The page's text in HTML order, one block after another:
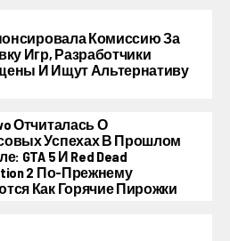
Комиссию За
Игр, Разработчики
И Ищут Альтернативу
Отчиталась О
Успехах В Прошлом
GTA 5 И Red Dead
2 По-Прежнему
Как Горячие Пирожки